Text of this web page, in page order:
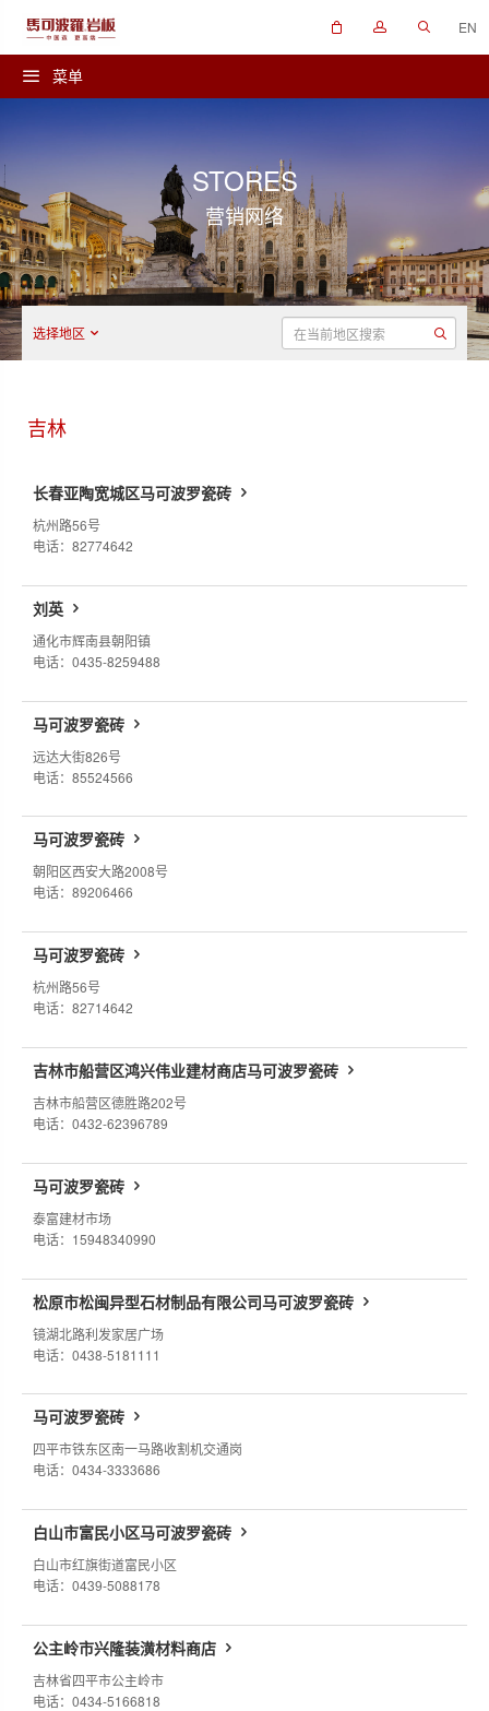
菜单
EN
STORES
营销网络
选择地区
吉林
长春亚陶宽城区马可波罗瓷砖
杭州路56号
电话：82774642
刘英
通化市辉南县朝阳镇
电话：0435-8259488
马可波罗瓷砖
远达大街826号
电话：85524566
马可波罗瓷砖
朝阳区西安大路2008号
电话：89206466
马可波罗瓷砖
杭州路56号
电话：82714642
吉林市船营区鸿兴伟业建材商店马可波罗瓷砖
吉林市船营区德胜路202号
电话：0432-62396789
马可波罗瓷砖
泰富建材市场
电话：15948340990
松原市松闽异型石材制品有限公司马可波罗瓷砖
镜湖北路利发家居广场
电话：0438-5181111
马可波罗瓷砖
四平市铁东区南一马路收割机交通岗
电话：0434-3333686
白山市富民小区马可波罗瓷砖
白山市红旗街道富民小区
电话：0439-5088178
公主岭市兴隆装潢材料商店
吉林省四平市公主岭市
电话：0434-5166818